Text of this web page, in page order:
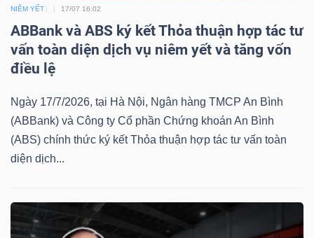
NIÊM YẾT 17/07 16:02
ABBank và ABS ký kết Thỏa thuận hợp tác tư
vấn toàn diện dịch vụ niêm yết và tăng vốn
điều lệ
Ngày 17/7/2026, tại Hà Nội, Ngân hàng TMCP An Bình
(ABBank) và Công ty Cổ phần Chứng khoán An Bình
(ABS) chính thức ký kết Thỏa thuận hợp tác tư vấn toàn
diện dịch...
tác
giả
(-)
Báo
cáo
phân
tích
Thuật